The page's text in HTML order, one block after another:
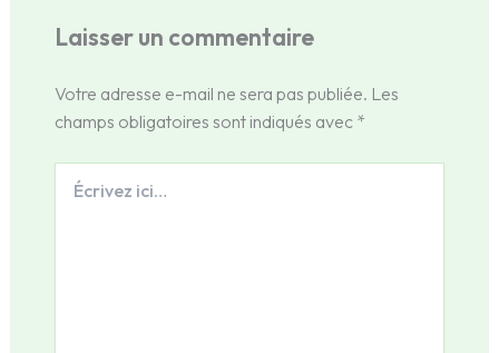
Laisser un commentaire
Votre adresse e-mail ne sera pas publiée. Les
champs obligatoires sont indiqués avec *
ici…